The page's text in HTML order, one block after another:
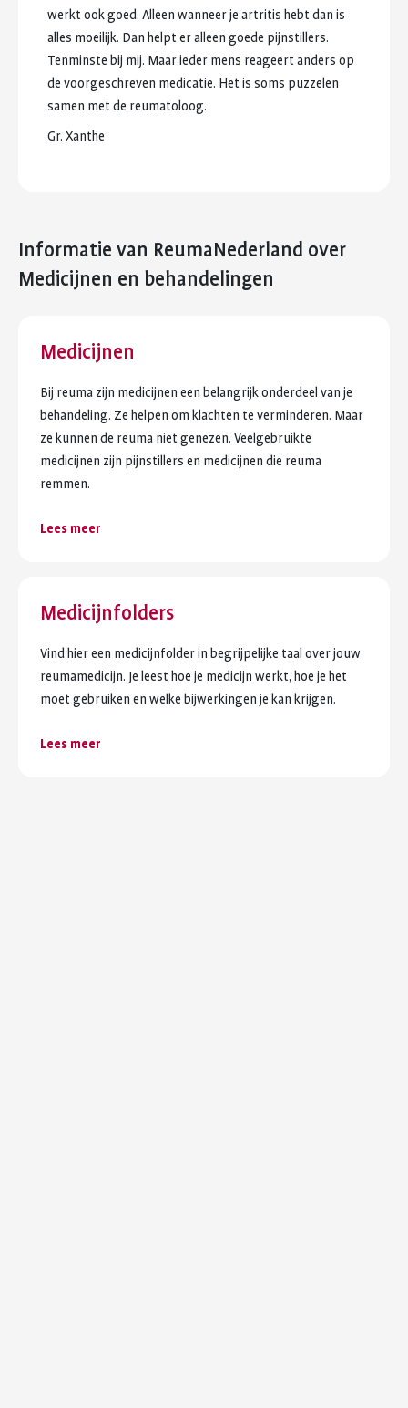
werkt ook goed. Alleen wanneerje artritis hebt dan is
alles moeilijk. Dan helpt eralleen goede pijnstillers.
Tenminste bij mij. Maarieder mens reageert anders op
de voorgeschreven medicatie. Het is soms puzzelen
samen met de reumatoloog.
Gr. Xanthe
Informatie van ReumaNederland over
Medicijnen en behandelingen
Medicijnen
Bij reuma zijn medicijnen een belangrijk onderdeel van je
behandeling. Ze helpen om klachten te verminderen. Maar
ze kunnen de reuma niet genezen. Veelgebruikte
medicijnen zijn pijnstillers en medicijnen die reuma
remmen.
Lees meer
Medicijnfolders
Vind hier een medicijnfolder in begrijpelijke taal over jouw
reumamedicijn. Je leest hoe je medicijn werkt, hoe je het
moet gebruiken en welke bijwerkingen je kan krijgen.
Lees meer